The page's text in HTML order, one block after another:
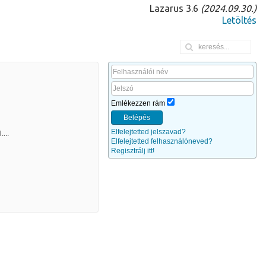
Lazarus 3.6 (2024.09.30.)
Letöltés
Emlékezzen rám
Belépés
Elfelejtetted jelszavad?
Elfelejtetted felhasználóneved?
Regisztrálj itt!